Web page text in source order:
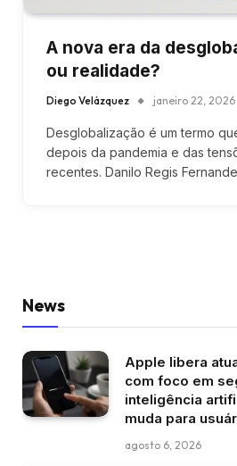
A nova era da
ou realidade?
Diego Velázquez janeiro 22, 2026
Desglobalização é um termo
depois da pandemia e das
recentes. Danilo Regis
News
Apple libera
com foco em
inteligência
muda para
agosto 6, 2026